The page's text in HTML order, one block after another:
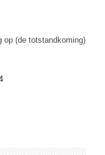
op (de totstandkoming)